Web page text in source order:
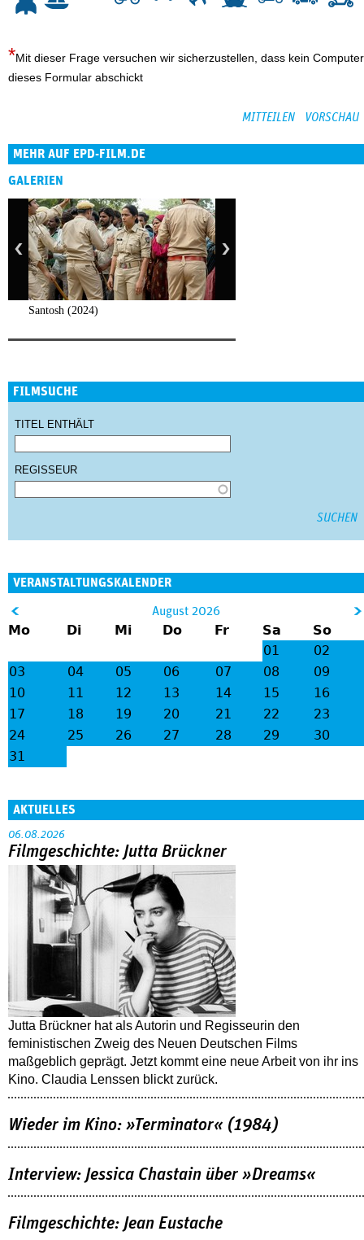
Mit dieser Frage versuchen wir sicherzustellen, dass kein Computer
dieses Formular abschickt
MEHR AUF EPD-FILM.DE
GALERIEN
Santosh (2024)
FILMSUCHE
TITEL ENTHÄLT
REGISSEUR
VERANSTALTUNGSKALENDER
lt;
August 2026
Mo Di Mi Do Fr Sa
So
01
02
03
04 05 06 07 08
09
10
11 12 13 14 15
16
17
18 19 20 21 22
23
24
25 26 27 28 29
30
31
AKTUELLES
06.08.2026
Filmgeschichte: Jutta Brückner
Jutta Brückner hat als Autorin und Regisseurin den
feministischen Zweig des Neuen Deutschen Films
maßgeblich geprägt. Jetzt kommt eine neue Arbeit von ihr ins
Kino. Claudia Lenssen blickt zurück.
Wieder im Kino: »Terminator« (1984)
Interview: Jessica Chastain über »Dreams«
Filmgeschichte: Jean Eustache